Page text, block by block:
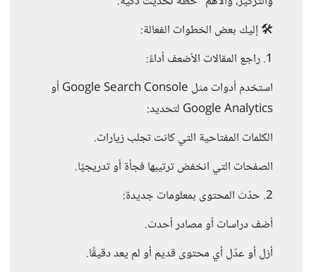
🛠️ إليك بعض الخطوات الفعالة:
1. راجع المقالات الأضعف أداءً:
استخدم أدوات مثل Google Search Console أو
Google Analytics لتحديد:
الكلمات المفتاحية التي كانت تجلب زيارات.
الصفحات التي انخفض ترتيبها فجأة أو تدريجيًا.
2. حدّث المحتوى بمعلومات جديدة:
أضف دراسات أو مصادر أحدث.
أزل أو عدّل أي محتوى قديم أو لم يعد دقيقًا.